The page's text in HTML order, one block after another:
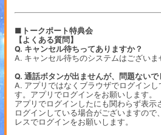
■トークポート特典会
【よくある質問】
Q. キャンセル待ちってありますか？
A. キャンセル待ちのシステムはございま
Q. 通話ボタンが出ませんが、問題ないで
A. アプリではなくブラウザでログインし
す。アプリでログインをお願いします。
アプリでログインしたにも関わらず表示
ログインしている場合がございますので
レスでログインをお願いします。